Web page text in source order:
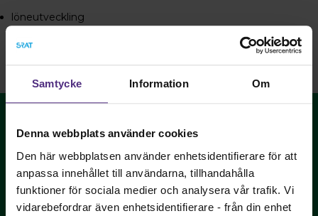
Samtycke Information Om
Denna webbplats använder cookies
Den här webbplatsen använder enhetsidentifierare för att
anpassa innehållet till användarna, tillhandahålla
funktioner för sociala medier och analysera vår trafik. Vi
vidarebefordrar även enhetsidentifierare - från din enhet
löneutveckling
Sveriges Tandhygienistförening - vi påverkar